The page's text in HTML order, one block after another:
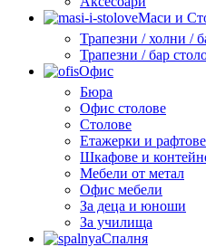
Маси и
Трапезни / холни /
Трапезни / бар
Офис
Бюра
Офис столове
Столове
Етажерки и рафтове
Шкафове и
Мебели от метал
Офис мебели
За деца и юноши
За училища
Спалня